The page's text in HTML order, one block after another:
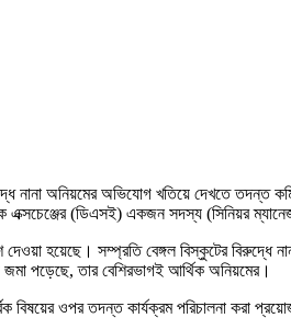
নানা অনিয়মের অভিযোগ খতিয়ে দেখতে তদন্ত
(ডিএসই) একজন সদস্য (সিনিয়র
দেওয়া হয়েছে। সম্প্রতি বেঙ্গল বিস্কুটের
জমা পড়েছে, তার বেশিরভাগই আর্থিক অনিয়মের।
বিষয়ের ওপর তদন্ত কার্যক্রম পরিচালনা করা